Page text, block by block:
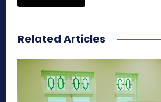
Related Articles